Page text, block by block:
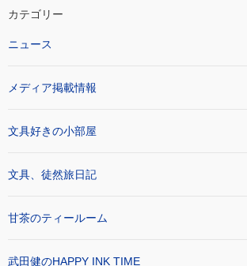
カテゴリー
ニュース
メディア掲載情報
文具好きの小部屋
文具、徒然旅日記
甘茶のティールーム
武田健のHAPPY INK TIME